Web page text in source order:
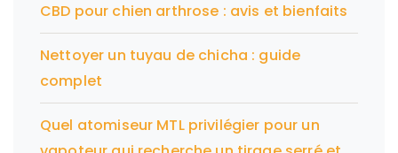
CBD pour chien arthrose : avis et bienfaits
Nettoyer un tuyau de chicha : guide
complet
Quel atomiseur MTL privilégier pour un